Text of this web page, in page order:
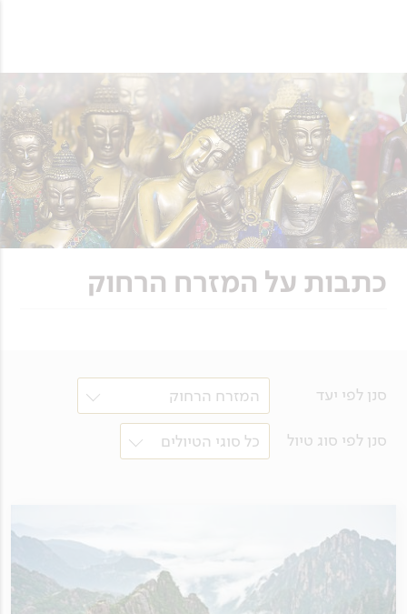
כתבות על המזרח הרחוק
סנן לפי יעד המזרח הרחוק
סנן לפי סוג טיול כל סוגי הטיולים